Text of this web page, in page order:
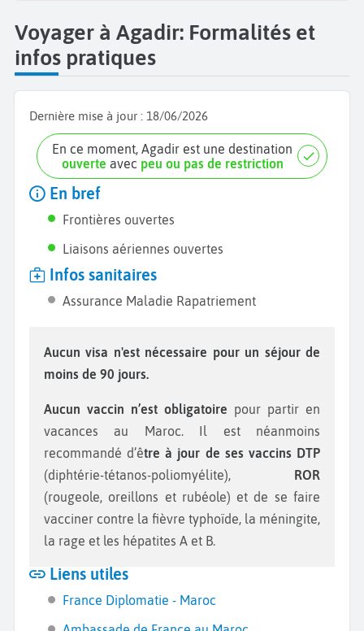
Voyager à Agadir: Formalités et
infos pratiques
Dernière mise à jour : 18/06/2026
En ce moment, Agadir est une destination
ouverte avec peu ou pas de restriction
En bref
Frontières ouvertes
Liaisons aériennes ouvertes
Infos sanitaires
Assurance Maladie Rapatriement
Aucun visa n'est nécessaire pour un séjour de
moins de 90 jours.
Aucun vaccin n’est obligatoire pour partir en
vacances au Maroc. Il est néanmoins
recommandé d’être à jour de ses vaccins DTP
(diphtérie-tétanos-poliomyélite), ROR
(rougeole, oreillons et rubéole) et de se faire
vacciner contre la fièvre typhoïde, la méningite,
la rage et les hépatites A et B.
Liens utiles
France Diplomatie - Maroc